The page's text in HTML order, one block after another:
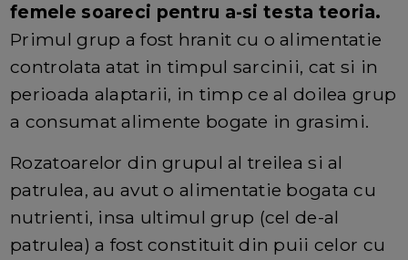
femele soareci pentru a-si testa teoria.
Primul grup a fost hranit cu o alimentatie
controlata atat in timpul sarcinii, cat si in
perioada alaptarii, in timp ce al doilea grup
a consumat alimente bogate in grasimi.
Rozatoarelor din grupul al treilea si al
patrulea, au avut o alimentatie bogata cu
nutrienti, insa ultimul grup (cel de-al
patrulea) a fost constituit din puii celor cu